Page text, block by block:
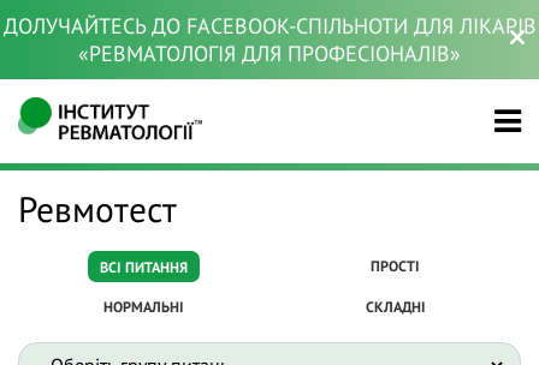
ДОЛУЧАЙТЕСЬ ДО FACEBOOK-СПІЛЬНОТИ ДЛЯ ЛІКАРІВ
«РЕВМАТОЛОГІЯ ДЛЯ ПРОФЕСІОНАЛІВ»
Ревмотест
ВСІ ПИТАННЯ ПРОСТІ
НОРМАЛЬНІ СКЛАДНІ